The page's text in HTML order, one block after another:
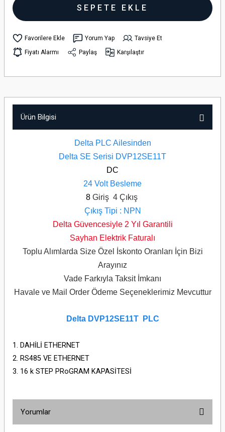
SEPETE EKLE
Yorum Yap
Tavsiye Et
Fiyatı Alarmı
Paylaş Karşılaştır
Ürün Bilgisi
Delta PLC Ailesinden
Delta SE Serisi DVP12SE11T
DC
24 Volt Besleme
8 Giriş 4Çıkış
Çıkış Tipi : NPN
Delta Güvencesiyle 2 Yıl Garantili
Sayhan Elektrik Faturalı
Toplu Alımlarda Size Özel İskonto Oranları İçin Bizi
Arayınız
Vade Farkıyla Taksit İmkanı
Havale ve Mail Order Ödeme Seçeneklerimiz Mevcuttur
Delta DVP12SE11TPLC
DAHİLİ ETHERNET
RS485 VE ETHERNET
16 k STEP PRoGRAM KAPASİTESİ
Yorumlar